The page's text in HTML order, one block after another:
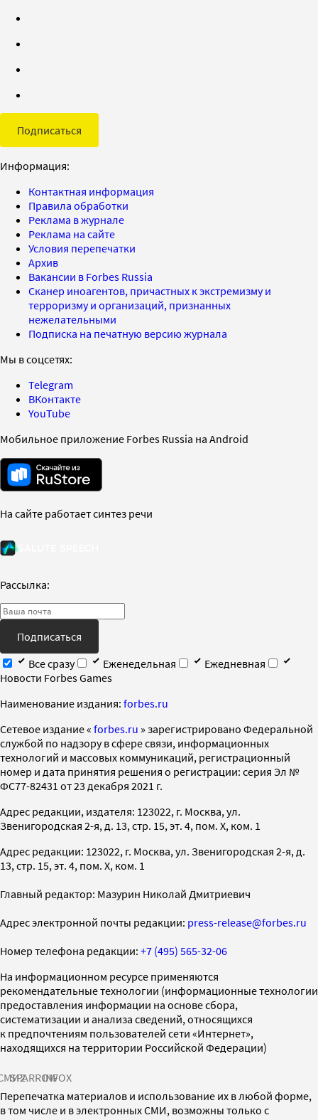
Подписаться
Информация:
Контактная информация
Правила обработки
Реклама в журнале
Реклама на сайте
Условия перепечатки
Архив
Вакансии в Forbes Russia
Сканер иноагентов, причастных к экстремизму и
терроризму и организаций, признанных
нежелательными
Подписка на печатную версию журнала
Мы в соцсетях:
Telegram
ВКонтакте
YouTube
Мобильное приложение Forbes Russia на Android
На сайте работает синтез речи
Рассылка:
Подписаться
Все сразу
Еженедельная
Ежедневная
Новости Forbes Games
Наименование издания: forbes.ru
Cетевое издание « forbes.ru » зарегистрировано Федеральной
службой по надзору в сфере связи, информационных
технологий и массовых коммуникаций, регистрационный
номер и дата принятия решения о регистрации: серия Эл №
ФС77-82431 от 23 декабря 2021 г.
Адрес редакции, издателя: 123022, г. Москва, ул.
Звенигородская 2-я, д. 13, стр. 15, эт. 4, пом. X, ком. 1
Адрес редакции: 123022, г. Москва, ул. Звенигородская 2-я, д.
13, стр. 15, эт. 4, пом. X, ком. 1
Главный редактор: Мазурин Николай Дмитриевич
Адрес электронной почты редакции: press-release@forbes.ru
Номер телефона редакции: +7 (495) 565-32-06
На информационном ресурсе применяются
рекомендательные технологии (информационные технологии
предоставления информации на основе сбора,
систематизации и анализа сведений, относящихся
к предпочтениям пользователей сети «Интернет»,
находящихся на территории Российской Федерации)
SPARROWINFOX
Перепечатка материалов и использование их в любой форме,
в том числе и в электронных СМИ, возможны только с